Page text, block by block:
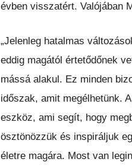
évben visszatért. Valójában
„Jelenleg hatalmas
eddig magától értetődőnek
mássá alakul. Ez minden
időszak, amit megélhetünk.
eszköz, ami segít, hogy
ösztönözzük és inspiráljuk
életre magára. Most van